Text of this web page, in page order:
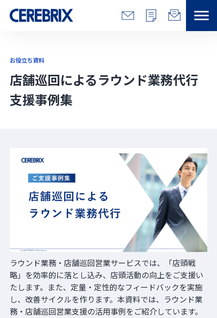
解決できる課題
サービス
コラム/営総研
セミナー
会社情報
お役立ち資料
店舗巡回によるラウンド業務代行
支援事例集
ラウンド業務・店舗巡回営業サービスでは、「店頭戦
略」を効率的に落とし込み、店頭活動の向上をご支援い
たします。また、定量・定性的なフィードバックを実施
し、改善サイクルを作ります。本資料では、ラウンド業
務・店舗巡回営業支援の活用事例をご紹介しています。